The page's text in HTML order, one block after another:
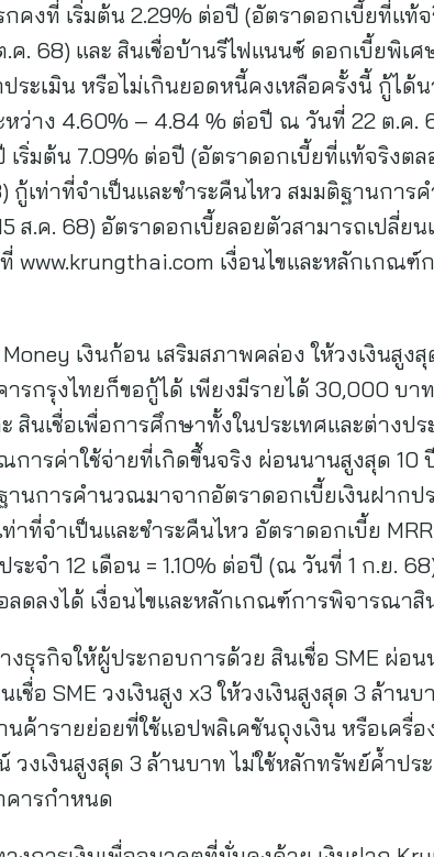
คงที่ เริ่มต้น 2.29% ต่อปี (อัตราดอกเบี้ยที่แ
ค. 68) และ สินเชื่อบ้านรีไฟแนนซ์ ดอกเบี้ยพิเ
ระเมิน หรือไม่เกินยอดหนี้คงเหลือครั้งนี้ กู้ไ
าง 4.60% – 4.84 % ต่อปี ณ วันที่ 22 ต.ค.
เริ่มต้น 7.09% ต่อปี (อัตราดอกเบี้ยที่แท้จริงต
เท่าที่จำเป็นและชำระคืนไหว สมมติฐานการ
ส.ค. 68) อัตราดอกเบี้ยลอยตัวสามารถเปลี่ย
www.krungthai.com เงื่อนไขและหลักเกณฑ์
เงินก้อน เสริมสภาพคล่อง ให้วงเงินสู
รกรุงไทยก็ขอกู้ได้ เพียงมีรายได้ 30,000 บา
สินเชื่อเพื่อการศึกษาทั้งในประเทศและต่างป
การค่าใช้จ่ายที่เกิดขึ้นจริง ผ่อนนานสูงสุด 10
านการคำนวณมาจากอัตราดอกเบี้ยเงินฝากป
าที่จำเป็นและชำระคืนไหว อัตราดอกเบี้ย
ะจำ 12 เดือน = 1.10% ต่อปี (ณ วันที่ 1 ก.ย.
ลดลงได้ เงื่อนไขและหลักเกณฑ์การพิจารณา
ธุรกิจให้ผู้ประกอบการด้วย สินเชื่อ SME ผ่อ
ชื่อ SME วงเงินสูง x3 ให้วงเงินสูงสุด 3 ล้าน
นค้ารายย่อยที่ใช้แอปพลิเคชันถุงเงิน หรือเครื่
วงเงินสูงสุด 3 ล้านบาท ไม่ใช้หลักทรัพย์ค้ำป
คารกำหนด